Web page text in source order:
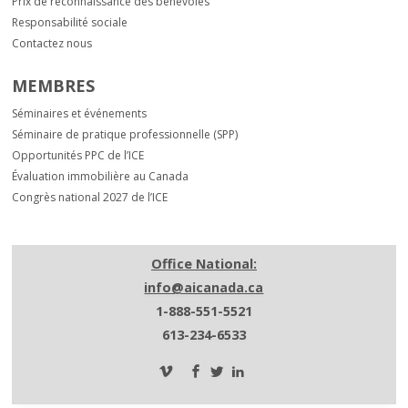
Responsabilité sociale
Contactez nous
MEMBRES
Séminaires et événements
Séminaire de pratique professionnelle (SPP)
Opportunités PPC de l’ICE
Évaluation immobilière au Canada
Congrès national 2027 de l’ICE
Office National:
info@aicanada.ca
1-888-551-5521
613-234-6533